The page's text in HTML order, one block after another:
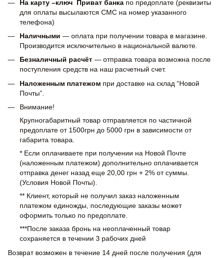
На карту –ключ Приват банка по предоплате (реквизиты
для оплаты высылаются СМС на номер указанного
телефона)
Наличными — оплата при получении товара в магазине.
Производится исключительно в национальной валюте.
Безналичный расчёт — отправка товара возможна после
поступления средств на наш расчетный счет.
Наложенным платежом при доставке на склад “Новой
Почты”.
Внимание!
Крупногабаритный товар отправляется по частичной
предоплате от 1500грн до 5000 грн в зависимости от
габарита товара.
* Если оплачиваете при получении на Новой Почте
(наложенным платежом) дополнительно оплачивается
отправка денег назад еще 20,00 грн + 2% от суммы.
(Условия Новой Почты).
** Клиент, который не получил заказ наложенным
платежом единожды, последующие заказы может
оформить только по предоплате.
***После заказа бронь на неоплаченный товар
сохраняется в течении 3 рабочих дней
Возврат возможен в течение 14 дней после получения (для